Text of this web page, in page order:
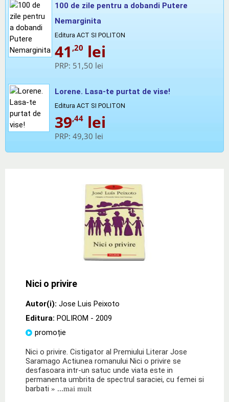
100 de zile pentru a dobandi Putere
Nemarginita
Editura ACT SI POLITON
41 ,20 lei
PRP: 51,50 lei
Lorene. Lasa-te purtat de vise!
Editura ACT SI POLITON
39,44 lei
PRP: 49,30 lei
Nici o privire
Autor(i): Jose Luis Peixoto
Editura: POLIROM - 2009
promoție
Nici o privire. Cistigator al Premiului Literar Jose
Saramago Actiunea romanului Nici o privire se
desfasoara intr-un satuc unde viata este in
permanenta umbrita de spectrul saraciei, cu femei si
barbati » ...mai mult